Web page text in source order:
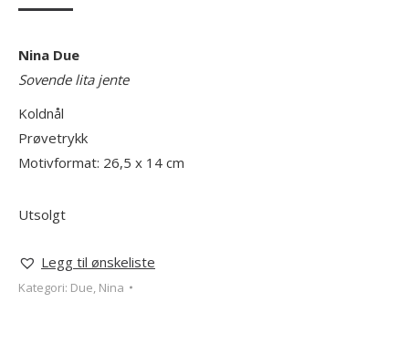
Nina Due
Sovende lita jente
Koldnål
Prøvetrykk
Motivformat: 26,5 x 14 cm
Utsolgt
Legg til ønskeliste
Kategori: Due, Nina